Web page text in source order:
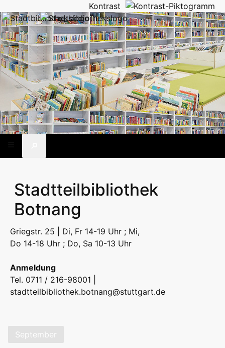
Kontrast
Stadtteilbibliothek
Botnang
Griegstr. 25 | Di, Fr 14-19 Uhr ; Mi,
Do 14-18 Uhr ; Do, Sa 10-13 Uhr
Anmeldung
Tel. 0711 / 216-98001 |
stadtteilbibliothek.botnang@stuttgart.de
September